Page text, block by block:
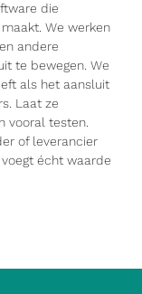
die
We werken
andere
te bewegen. We
als het aansluit
Laat ze
vooral testen.
of leverancier
écht waarde